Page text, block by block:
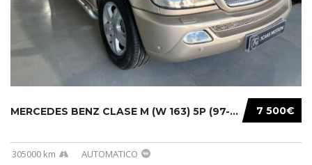
7 500€
MERCEDES BENZ CLASE M (W 163) 5P (97-05) 200...
305000 km AUTOMATICO